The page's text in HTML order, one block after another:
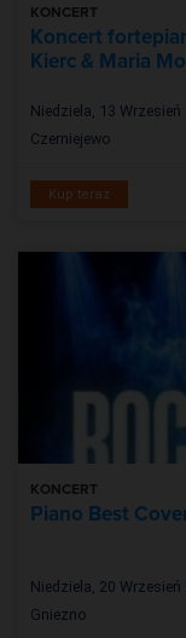
KONCERT
Koncert
Kierc & Maria
Niedziela, 13 Wrzesień
Czerniejewo
Kup teraz
KONCERT
Piano Best
Niedziela, 20 Wrzesień
Gniezno